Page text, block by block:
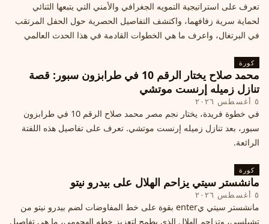
تعرف على استراتيجية التمويه الجغرافي والأمني التي يتبعها الثنائي
لحماية سرية زفافهما، واكتشف التفاصيل الحصرية حول الحفل المرتقب
في البرتغال، واعرف ما هي الخطوات القادمة في هذا الحدث العالمي
كورة
محمد صلاح يختار الرقم 10 في طرابزون سبور: قصة
تنازل زميله إرنست موتشي
٥ أغسطس ٢٠٢٦
في خطوة فريدة، يختار نجم مصر محمد صلاح الرقم 10 في طرابزون
سبور، بعد تنازل زميله إرنست موتشي. تعرف على تفاصيل هذه اللفتة
الرائعة.
كورة
مانشستر سيتي يزاحم الهلال على بيدرو نيتو
٥ أغسطس ٢٠٢٦
مانشستر سيتي يenter بقوة على خط المفاوضات لضم بيدرو نيتو من
تشيلسي، وتزاحم الهلال الذي يطمح لتعزيز خطه الهجومي، ما هي تفاصيل